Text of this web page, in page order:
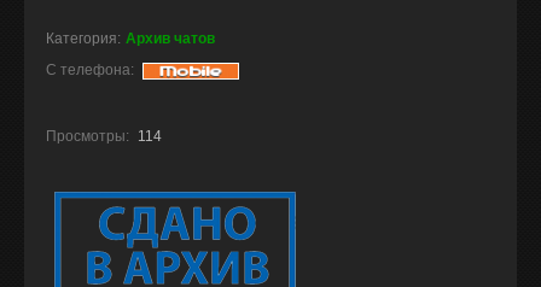
Категория: Архив чатов
С телефона:
Просмотры: 114